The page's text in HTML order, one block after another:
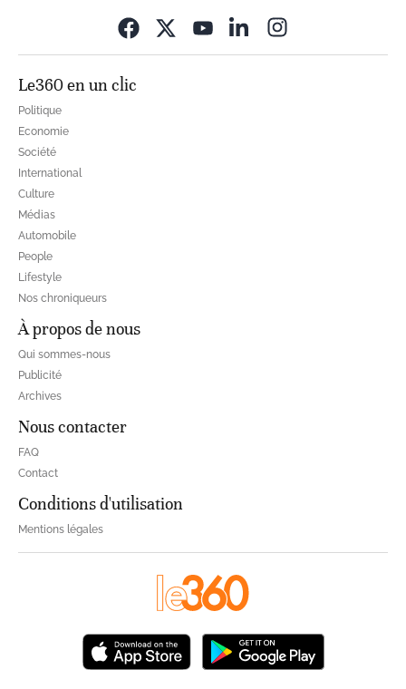
Le360 en un clic
Politique
Economie
Société
International
Culture
Médias
Automobile
People
Lifestyle
Nos chroniqueurs
À propos de nous
Qui sommes-nous
Publicité
Archives
Nous contacter
FAQ
Contact
Conditions d'utilisation
Mentions légales